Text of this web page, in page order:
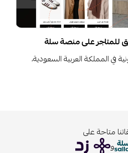
في المملكة العربية السعودية،
متاحة على
و